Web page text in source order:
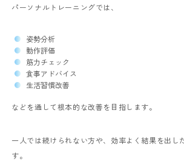
パーソナルトレーニングでは、
姿勢分析
動作評価
筋力チェック
食事アドバイス
生活習慣改善
などを通して根本的な改善を目指します。
一人では続けられない方や、効率よく結果を出し
す。